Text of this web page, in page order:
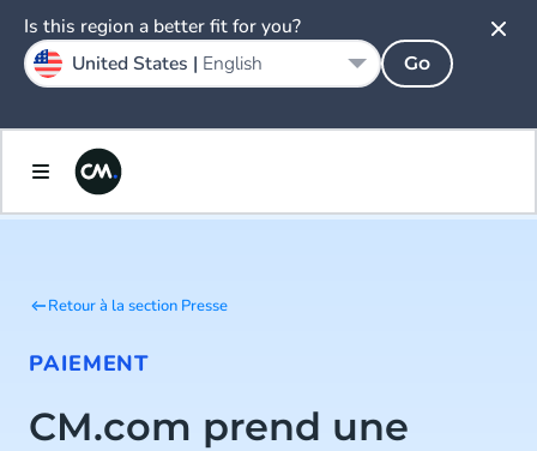
Retour à la section Presse
PAIEMENT
CM.com prend une
Is this region a better fit for you?
United States | English Go